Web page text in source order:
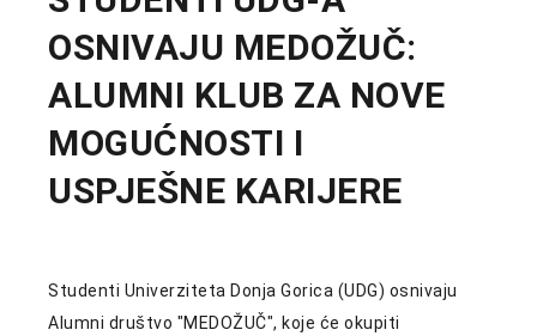
OSNIVAJU MEDOŽUČ:
ALUMNI KLUB ZA NOVE
MOGUĆNOSTI I
USPJEŠNE KARIJERE
Studenti Univerziteta Donja Gorica (UDG) osnivaju
Alumni društvo "MEDOŽUČ", koje će okupiti